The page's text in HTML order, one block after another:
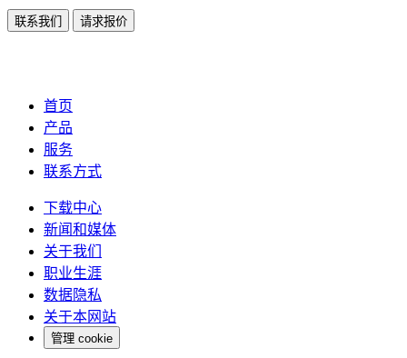
联系我们 请求报价
首页
产品
服务
联系方式
下载中心
新闻和媒体
关于我们
职业生涯
数据隐私
关于本网站
管理 cookie